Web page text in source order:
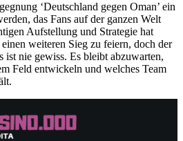
‘Deutschland gegen Oman’ ein
das Fans auf der ganzen Welt
Aufstellung und Strategie hat
weiteren Sieg zu feiern, doch der
ist nie gewiss. Es bleibt abzuwarten,
Feld entwickeln und welches Team